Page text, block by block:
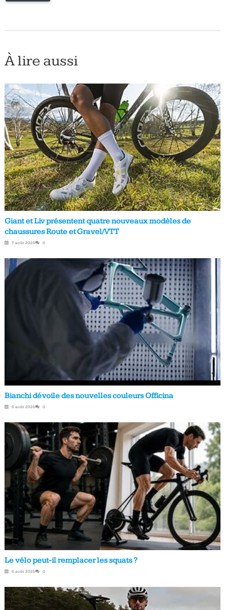
À lire aussi
Giant et Liv présentent quatre nouveaux modèles de
chaussures Route et Gravel/VTT
7 août 2026 0
Bianchi dévoile des nouvelles couleurs Officina
6 août 2026 0
Le vélo peut-il remplacer les squats ?
6 août 2026 0